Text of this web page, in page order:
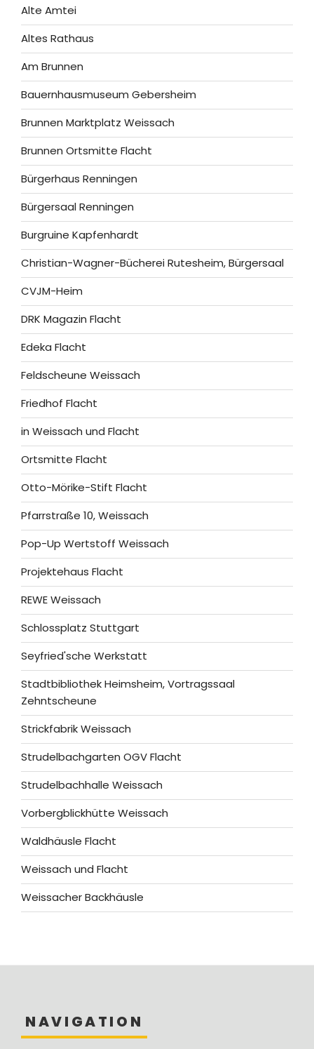
Alte Amtei
Altes Rathaus
Am Brunnen
Bauernhausmuseum Gebersheim
Brunnen Marktplatz Weissach
Brunnen Ortsmitte Flacht
Bürgerhaus Renningen
Bürgersaal Renningen
Burgruine Kapfenhardt
Christian-Wagner-Bücherei Rutesheim, Bürgersaal
CVJM-Heim
DRK Magazin Flacht
Edeka Flacht
Feldscheune Weissach
Friedhof Flacht
in Weissach und Flacht
Ortsmitte Flacht
Otto-Mörike-Stift Flacht
Pfarrstraße 10, Weissach
Pop-Up Wertstoff Weissach
Projektehaus Flacht
REWE Weissach
Schlossplatz Stuttgart
Seyfried'sche Werkstatt
Stadtbibliothek Heimsheim, Vortragssaal
Zehntscheune
Strickfabrik Weissach
Strudelbachgarten OGV Flacht
Strudelbachhalle Weissach
Vorbergblickhütte Weissach
Waldhäusle Flacht
Weissach und Flacht
Weissacher Backhäusle
NAVIGATION